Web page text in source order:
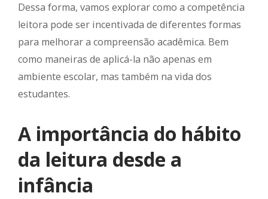
Dessa forma, vamos explorar como a competência
leitora pode ser incentivada de diferentes formas
para melhorar a compreensão acadêmica. Bem
como maneiras de aplicá-la não apenas em
ambiente escolar, mas também na vida dos
estudantes.
A importância do hábito
da leitura desde a
infância